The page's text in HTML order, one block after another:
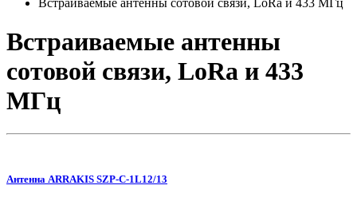
Встраиваемые антенны сотовой связи, LoRa и 433 МГц
Встраиваемые антенны
сотовой связи, LoRa и 433
МГц
Антенна ARRAKIS SZP-C-1L12/13